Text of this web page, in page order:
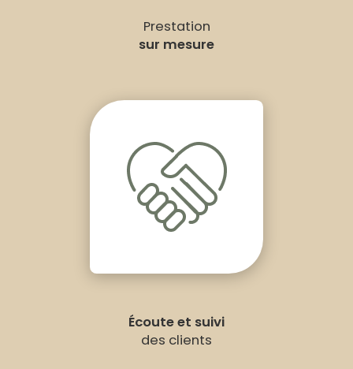
Prestation
sur mesure
Écoute et suivi
des clients